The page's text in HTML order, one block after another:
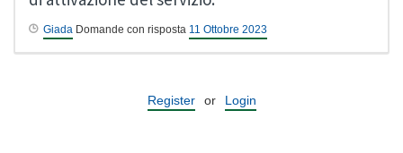
Giada Domande con risposta 11 Ottobre 2023
Register or Login